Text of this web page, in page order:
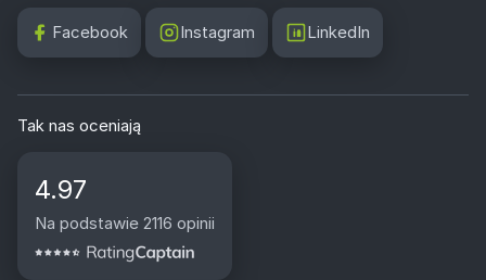
Facebook Instagram LinkedIn
Tak nas oceniają
4.97
Na podstawie 2116 opinii